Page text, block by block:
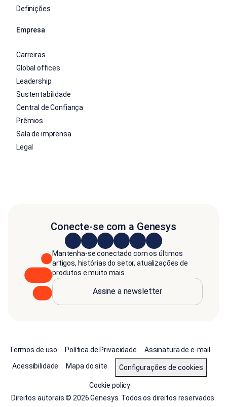
Definições
Empresa
Carreiras
Global offices
Leadership
Sustentabilidade
Central de Confiança
Prêmios
Sala de imprensa
Legal
Conecte-se com a Genesys
Mantenha-se conectado com os últimos
artigos, histórias do setor, atualizações de
produtos e muito mais.
Assine a newsletter
Termos de uso Política de Privacidade
Assinatura de e-mail
Acessibilidade
Mapa do site Configurações de cookies
Cookie policy
Direitos autorais © 2026 Genesys. Todos os direitos reservados.